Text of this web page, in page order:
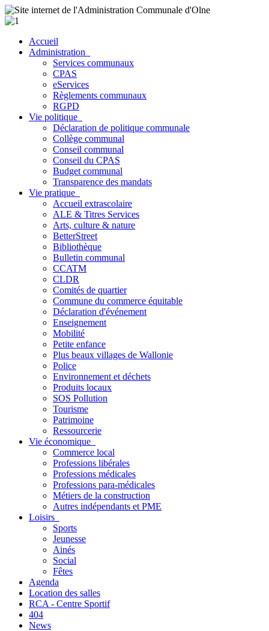
Accueil
Administration
Services communaux
CPAS
eServices
Règlements communaux
RGPD
Vie politique
Déclaration de politique communale
Collège communal
Conseil communal
Conseil du CPAS
Budget communal
Transparence des mandats
Vie pratique
Accueil extrascolaire
ALE & Titres Services
Arts, culture & nature
BetterStreet
Bibliothèque
Bulletin communal
CCATM
CLDR
Comités de quartier
Commune du commerce équitable
Déclaration d'événement
Enseignement
Mobilité
Petite enfance
Plus beaux villages de Wallonie
Police
Environnement et déchets
Produits locaux
SOS Pollution
Tourisme
Patrimoine
Ressourcerie
Vie économique
Commerce local
Professions libérales
Professions médicales
Professions para-médicales
Métiers de la construction
Autres indépendants et PME
Loisirs
Sports
Jeunesse
Ainés
Social
Fêtes
Agenda
Location des salles
RCA - Centre Sportif
404
News